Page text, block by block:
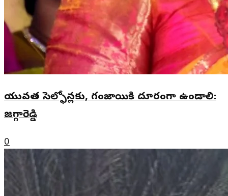
యువత సెల్ఫోన్లకు, గంజాయికి దూరంగా ఉండాలి:
జగ్గారెడ్డి
0